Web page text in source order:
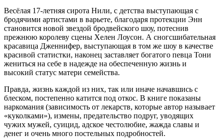
Весёлая 17-летняя сирота Нили, с детства выступающая с
бродячими артистами в варьете, благодаря протекции Энн
становится новой звездой бродвейского шоу, потеснив
прежнюю королеву сцены Хелен Лоусон. А сногсшибательная
красавица Дженнифер, выступающая в том же шоу в качестве
красивой статистки, наконец заставляет богатого певца Тони
жениться на себе в надежде на обеспеченную жизнь и
высокий статус матери семейства.
Правда, жизнь каждой из них, так или иначе начавшись с
блеском, постепенно катится под откос. В книге показаны
наркомания (зависимость от лекарств, которые автор называет
«куколками»), измены, предательство подруг, уводящих
чужих мужей, суицид, адское честолюбие, жажда славы и
денег и очень много постельных подробностей.